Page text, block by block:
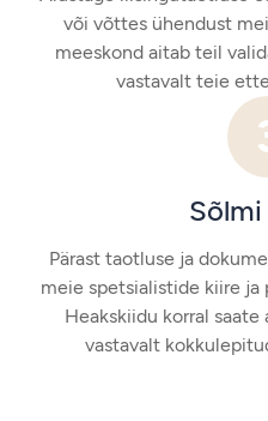
või võttes ühendust
meeskond aitab teil
vastavalt teie
Pärast taotluse ja
meie spetsialistide kiire ja
Heakskiidu korral saate
vastavalt